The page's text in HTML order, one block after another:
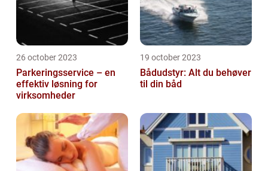
26 october 2023
Parkeringsservice – en
effektiv løsning for
virksomheder
19 october 2023
Bådudstyr: Alt du behøver
til din båd